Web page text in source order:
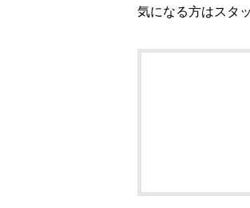
気になる方はスタ